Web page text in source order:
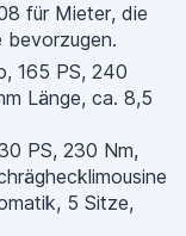
für Mieter, die
bevorzugen.
165 PS, 240
Länge, ca. 8,5
PS, 230 Nm,
5 Sitze,